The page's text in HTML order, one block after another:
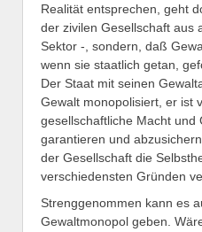
Realität entsprechen, geht
der zivilen Gesellschaft aus
Sektor -, sondern, daß
wenn sie staatlich getan,
Der Staat mit seinen
Gewalt monopolisiert, er ist
gesellschaftliche Macht und
garantieren und
der Gesellschaft die
verschiedensten Gründen
Strenggenommen kann es
Gewaltmonopol geben.